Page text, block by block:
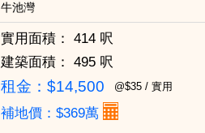
牛池灣
實用面積：
414 呎
建築面積：
495 呎
租金：$14,500 @$35 / 實用
補地價：$369萬